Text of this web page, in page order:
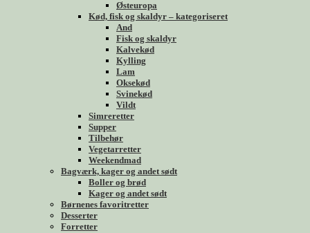
Østeuropa
Kød, fisk og skaldyr – kategoriseret
And
Fisk og skaldyr
Kalvekød
Kylling
Lam
Oksekød
Svinekød
Vildt
Simreretter
Supper
Tilbehør
Vegetarretter
Weekendmad
Bagværk, kager og andet sødt
Boller og brød
Kager og andet sødt
Børnenes favoritretter
Desserter
Forretter